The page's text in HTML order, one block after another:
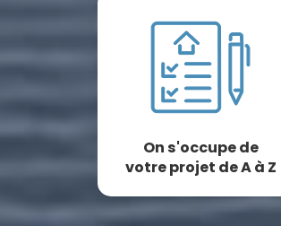
On s'occupe de
votre projet de A à Z